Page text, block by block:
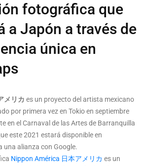
fotográfica que
a Japón a través de
única en
メリカ es un proyecto del artista mexicano
por primera vez en Tokio en septiembre
en el Carnaval de las Artes de Barranquilla
este 2021 estará disponible en
una alianza con Google.
Nippon América 日本アメリカ es un